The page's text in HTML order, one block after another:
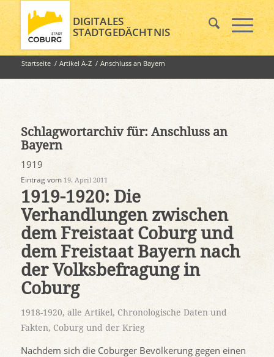
DIGITALES
STADTGEDÄCHTNIS
Startseite / Artikel A-Z / Anschluss an Bayern
Schlagwortarchiv für: Anschluss an
Bayern
1919
Eintrag vom 19. April 2011
1919-1920: Die
Verhandlungen zwischen
dem Freistaat Coburg und
dem Freistaat Bayern nach
der Volksbefragung in
Coburg
1918-1920, alle Artikel, Chronologische Daten und
Fakten, Coburg und der Krieg
Nachdem sich die Coburger Bevölkerung gegen einen